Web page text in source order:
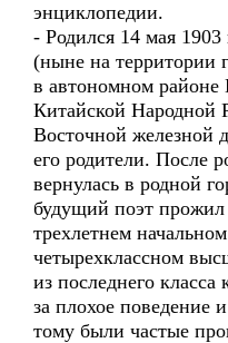
энциклопедии.
- Родился 14 мая
(ныне на территории
в автономном
Китайской Народной
Восточной железной
его родители. После
вернулась в родной
будущий поэт прожил
трехлетнем
четырехклассном
из последнего
за плохое поведение
тому были частые